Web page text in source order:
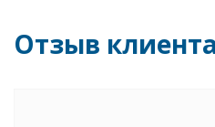
Отзыв клиента